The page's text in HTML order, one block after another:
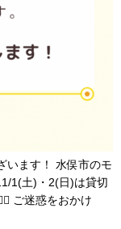
います！ 水俣市のモ
1(土)・2(日)は貸切
ご迷惑をおかけ